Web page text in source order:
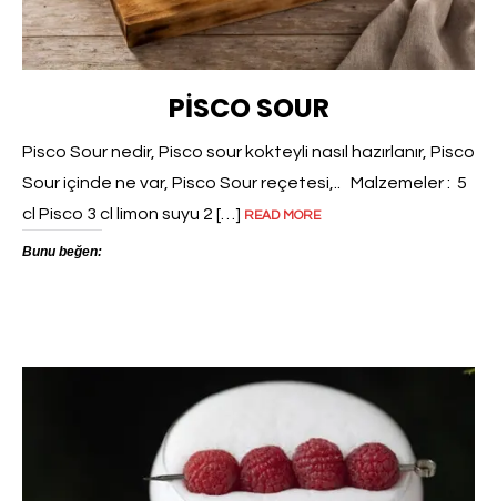
PISCO SOUR
Pisco Sour nedir, Pisco sour kokteyli nasıl hazırlanır, Pisco
Sour içinde ne var, Pisco Sour reçetesi,.. Malzemeler : 5
cl Pisco 3 cl limon suyu 2 […] READ MORE
Bunu beğen: